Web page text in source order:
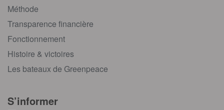
Méthode
Transparence financière
Fonctionnement
Histoire & victoires
Les bateaux de Greenpeace
S’informer